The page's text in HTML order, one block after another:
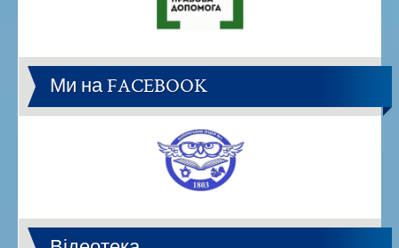
Ми на FACEBOOK